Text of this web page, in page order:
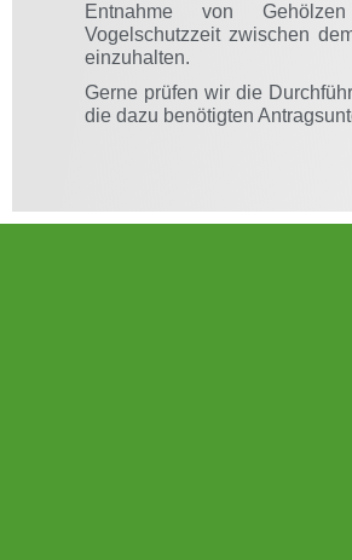
Entnahme von
Vogelschutzzeit zwischen
einzuhalten.
Gerne prüfen wir die
die dazu benötigten